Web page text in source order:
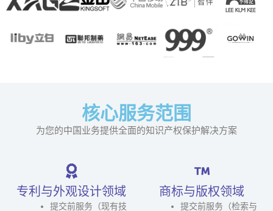
核心服务范围
为您的中国业务提供全面的知识产权保护解决方案
专利与外观设计领域
提交前服务（现有技
商标与版权领域
提交前服务（检索与